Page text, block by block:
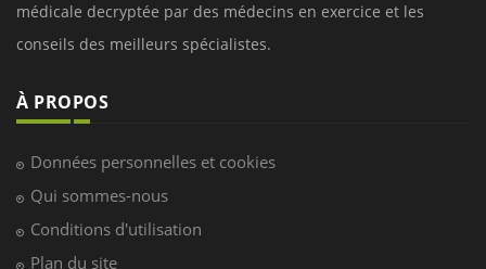
médicale decryptée par des médecins en exercice et les
conseils des meilleurs spécialistes.
À PROPOS
Données personnelles et cookies
Qui sommes-nous
Conditions d'utilisation
Plan du site